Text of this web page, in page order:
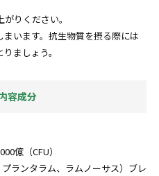
りください。
います。抗生物質を摂る際には
ましょう。
容成分
億（CFU）
ランタラム、ラムノーサス）ブレ